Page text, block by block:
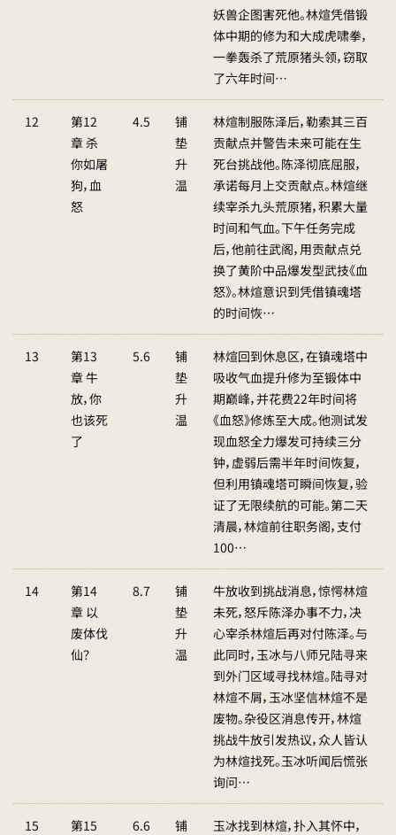
妖兽企图害死他。林煊凭借锻
体中期的修为和大成虎啸拳，
一拳轰杀了荒原猪头领，窃取
了六年时间…
12
第12
章 杀
你如屠
狗，血
怒
4.5
铺
垫
升
温
林煊制服陈泽后，勒索其三百
贡献点并警告未来可能在生
死台挑战他。陈泽彻底屈服，
承诺每月上交贡献点。林煊继
续宰杀九头荒原猪，积累大量
时间和气血。下午任务完成
后，他前往武阁，用贡献点兑
换了黄阶中品爆发型武技《血
怒》。林煊意识到凭借镇魂塔
的时间恢…
13
第13
章 牛
放，你
也该死
了
5.6
铺
垫
升
温
林煊回到休息区，在镇魂塔中
吸收气血提升修为至锻体中
期巅峰，并花费22年时间将
《血怒》修炼至大成。他测试发
现血怒全力爆发可持续三分
钟，虚弱后需半年时间恢复，
但利用镇魂塔可瞬间恢复，验
证了无限续航的可能。第二天
清晨，林煊前往职务阁，支付
100…
14
第14
章 以
废体伐
仙？
8.7
铺
垫
升
温
牛放收到挑战消息，惊愕林煊
未死，怒斥陈泽办事不力，决
心宰杀林煊后再对付陈泽。与
此同时，玉冰与八师兄陆寻来
到外门区域寻找林煊。陆寻对
林煊不屑，玉冰坚信林煊不是
废物。杂役区消息传开，林煊
挑战牛放引发热议，众人皆认
为林煊找死。玉冰听闻后慌张
询问…
15
第15
6.6
铺
玉冰找到林煊，扑入其怀中，